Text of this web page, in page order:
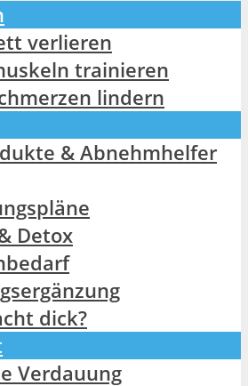
verlieren
trainieren
lindern
& Abnehmhelfer
Detox
dick?
Verdauung